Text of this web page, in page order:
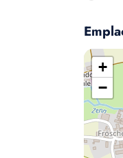
+
−